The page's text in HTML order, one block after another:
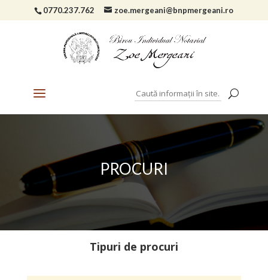
0770.237.762 zoe.mergeani@bnpmergeani.ro
PROCURI
Tipuri de procuri